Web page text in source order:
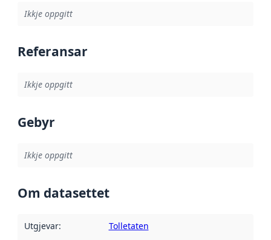
Ikkje oppgitt
Referansar
Ikkje oppgitt
Gebyr
Ikkje oppgitt
Om datasettet
Utgjevar: Tolletaten